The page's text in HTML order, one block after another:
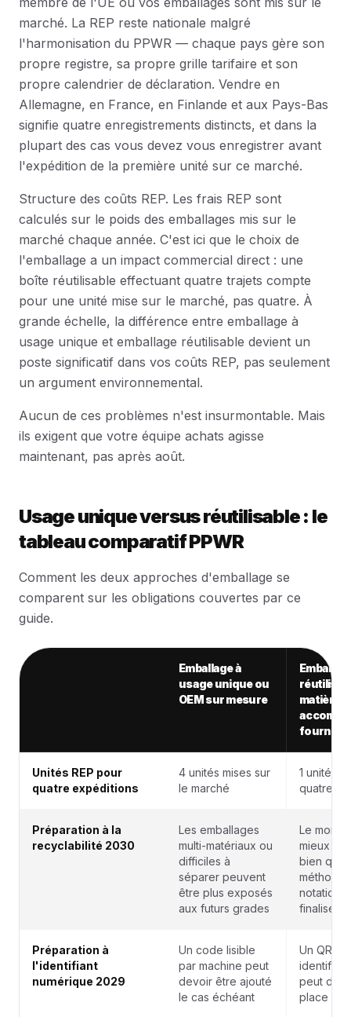
marché. La REP reste nationale malgré
l'harmonisation du PPWR — chaque pays gère son
propre registre, sa propre grille tarifaire et son
propre calendrier de déclaration. Vendre en
Allemagne, en France, en Finlande et aux Pays-Bas
signifie quatre enregistrements distincts, et dans la
plupart des cas vous devez vous enregistrer avant
l'expédition de la première unité sur ce marché.
Structure des coûts REP. Les frais REP sont
calculés sur le poids des emballages mis sur le
marché chaque année. C'est ici que le choix de
l'emballage a un impact commercial direct : une
boîte réutilisable effectuant quatre trajets compte
pour une unité mise sur le marché, pas quatre. À
grande échelle, la différence entre emballage à
usage unique et emballage réutilisable devient un
poste significatif dans vos coûts REP, pas seulement
un argument environnemental.
Aucun de ces problèmes n'est insurmontable. Mais
ils exigent que votre équipe achats agisse
maintenant, pas après août.
Usage unique versus réutilisable : le
tableau comparatif PPWR
Comment les deux approches d'emballage se
comparent sur les obligations couvertes par ce
guide.
Emballage à
usage unique ou
OEM sur mesure
matière
Unités REP pour
quatre expéditions
4 unités mises sur
le marché
1 unité,
quatre
Préparation à la
recyclabilité 2030
Les emballages
multi-matériaux ou
difficiles à
séparer peuvent
être plus exposés
aux futurs grades
Le
mieux
bien que
notation
finaliser
Préparation à
l'identifiant
numérique 2029
Un code lisible
par machine peut
devoir être ajouté
le cas échéant
Un QR
peut
place le